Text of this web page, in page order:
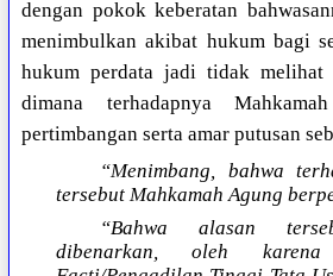
dengan pokok keberatan
menimbulkan akibat hukum bagi
hukum perdata jadi tidak melihat
dimana terhadapnya
pertimbangan serta amar putusan
“Menimbang, bahwa
tersebut Mahkamah Agung
“Bahwa alasan
dibenarkan, oleh